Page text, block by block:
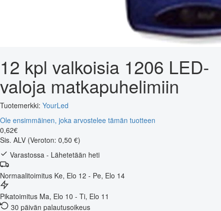
12 kpl valkoisia 1206 LED-
valoja matkapuhelimiin
Tuotemerkki: YourLed
Ole ensimmäinen, joka arvostelee tämän tuotteen
0,62€
Sis. ALV (Veroton: 0,50 €)
Varastossa - Lähetetään heti
Normaalitoimitus Ke, Elo 12 - Pe, Elo 14
Pikatoimitus Ma, Elo 10 - Ti, Elo 11
30 päivän palautusoikeus